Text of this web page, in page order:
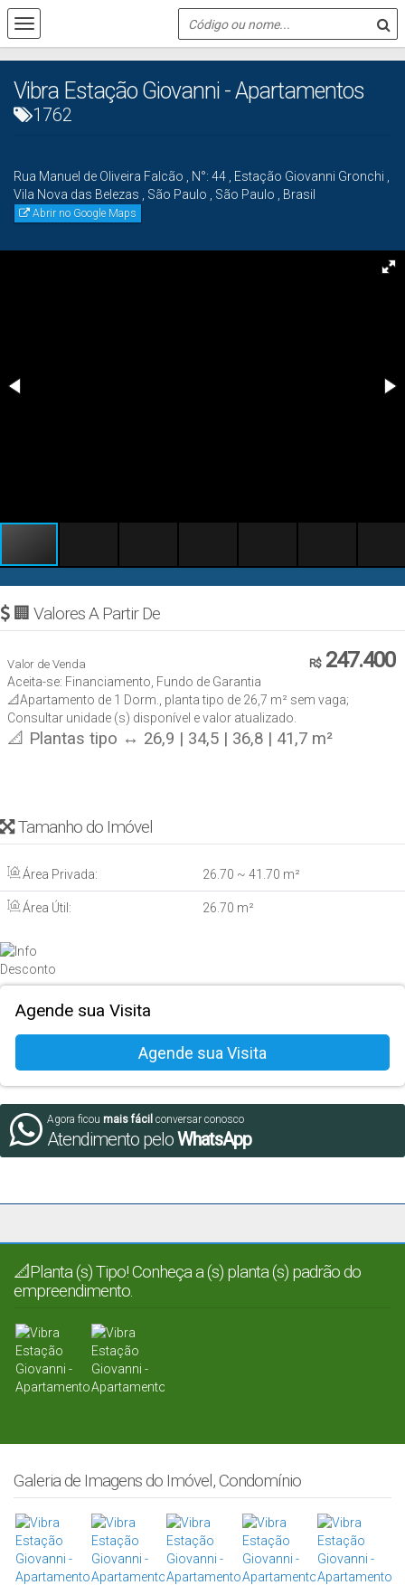
Vibra Estação Giovanni - Apartamentos
1762
Rua Manuel de Oliveira Falcão N°: 44 Estação Giovanni Gronchi
Vila Nova das Belezas
São Paulo São Paulo Brasil
Abrir no Google Maps
🏢 Valores A Partir De
R$247.400
Valor de Venda
Aceita-se: Financiamento, Fundo de Garantia
📐Apartamento de 1 Dorm., planta tipo de 26,7 m² sem vaga;
Consultar unidade (s) disponível e valor atualizado.
📐 Plantas tipo ↔ 26,9 | 34,5 | 36,8 | 41,7 m²
Tamanho do Imóvel
Área Privada: 26.70 ~ 41 .70 m²
Área Útil: 26.70 m²
Agende sua Visita
Agora ficou mais fácil conversar conosco
Atendimento peloWhatsApp
📐Planta (s) Tipo! Conheça a (s) planta (s) padrão do
empreendimento.
Galeria de Imagens do Imóvel, Condomínio